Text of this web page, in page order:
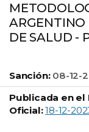
ARGENTINO
DE SALUD -
Sanción: 08-12-
Publicada en
Oficial: 18-12-